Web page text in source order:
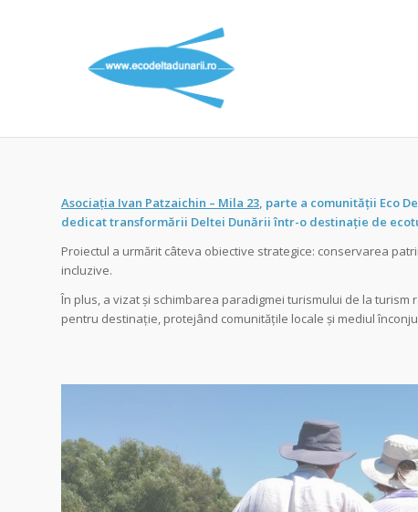
Asociația Ivan Patzaichin – Mila 23, parte a comunității Eco
dedicat transformării Deltei Dunării într-o destinație de
Proiectul a urmărit câteva obiective strategice: conservarea
incluzive.
În plus, a vizat și schimbarea paradigmei turismului de la
pentru destinație, protejând comunitățile locale și mediul